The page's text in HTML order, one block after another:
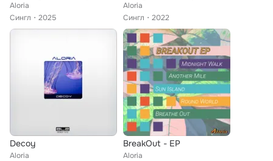
Aloria
Сингл
2025
Aloria
Сингл
2022
Decoy
Aloria
BreakOut - EP
Aloria